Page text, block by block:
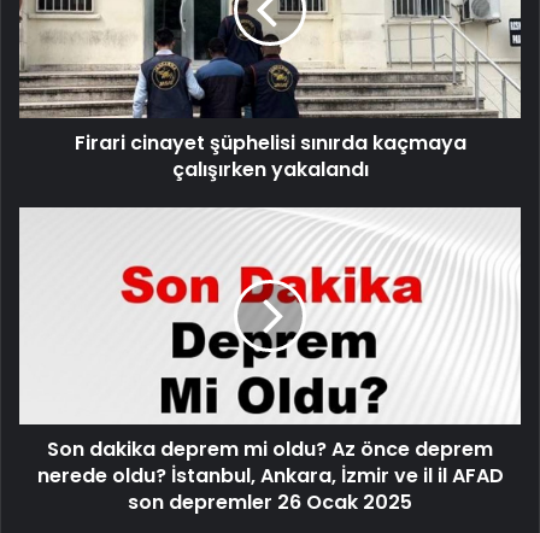
kaçmaya
çalışırken
yakalandı
Firari cinayet şüphelisi sınırda kaçmaya
çalışırken yakalandı
nerede
oldu?
İstanbul,
Son dakika deprem mi oldu? Az önce deprem
nerede oldu? İstanbul, Ankara, İzmir ve il il AFAD
son depremler 26 Ocak 2025